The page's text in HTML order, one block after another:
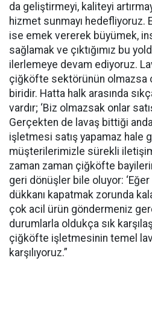
da geliştirmeyi, kaliteyi
hizmet sunmayı hedefliyoruz.
ise emek vererek büyümek,
sağlamak ve çıktığımız bu
ilerlemeye devam ediyoruz.
çiğköfte sektörünün olmazsa
biridir. Hatta halk arasında
vardır; ‘Biz olmazsak onlar
Gerçekten de lavaş bittiği
işletmesi satış yapamaz hale
müşterilerimizle sürekli
zaman zaman çiğköfte
geri dönüşler bile oluyor:
dükkanı kapatmak zorunda
çok acil ürün göndermeniz
durumlarla oldukça sık
çiğköfte işletmesinin temel
karşılıyoruz.”